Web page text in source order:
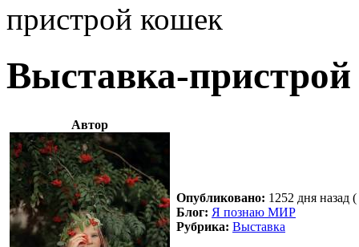
пристрой кошек
Выставка-
Автор
Опубликовано: 1252 дня назад
Блог: Я познаю МИР
Рубрика: Выставка